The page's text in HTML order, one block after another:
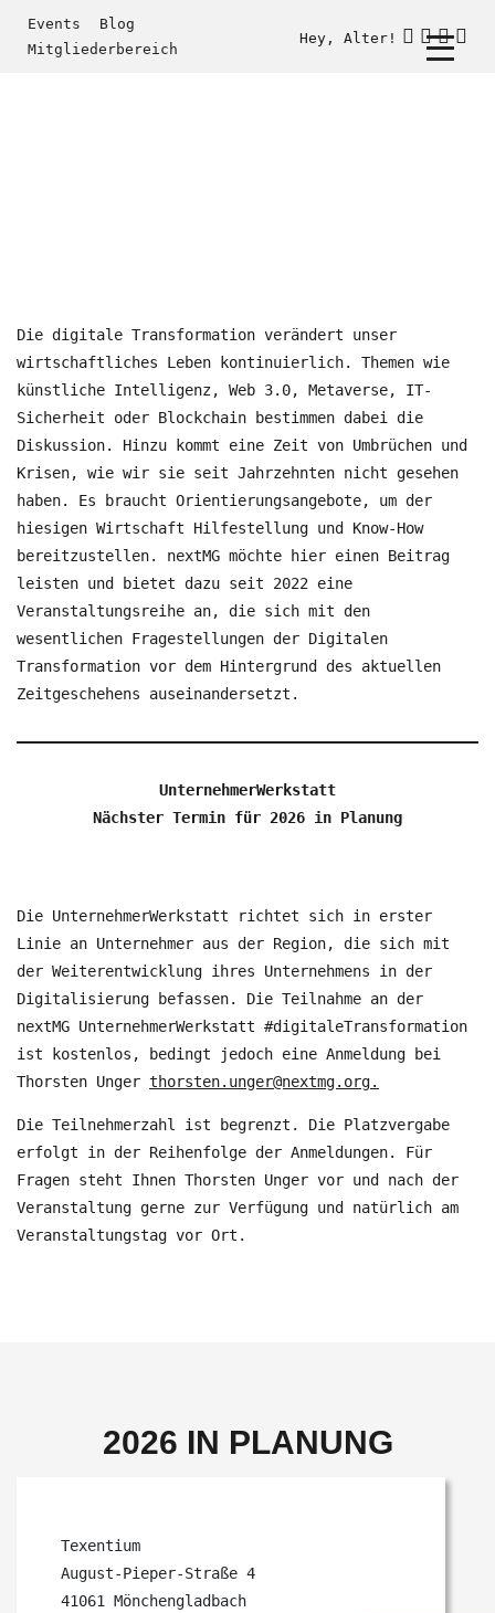
Events
Blog
Mitgliederbereich
Hey, Alter!
Die digitale Transformation verändert unser
wirtschaftliches Leben kontinuierlich. Themen wie
künstliche Intelligenz, Web 3.0, Metaverse, IT-
Sicherheit oder Blockchain bestimmen dabei die
Diskussion. Hinzu kommt eine Zeit von Umbrüchen und
Krisen, wie wir sie seit Jahrzehnten nicht gesehen
haben. Es braucht Orientierungsangebote, um der
hiesigen Wirtschaft Hilfestellung und Know-How
bereitzustellen. nextMG möchte hier einen Beitrag
leisten und bietet dazu seit 2022 eine
Veranstaltungsreihe an, die sich mit den
wesentlichen Fragestellungen der Digitalen
Transformation vor dem Hintergrund des aktuellen
Zeitgeschehens auseinandersetzt.
UnternehmerWerkstatt
Nächster Termin für 2026 in Planung
Die UnternehmerWerkstatt richtet sich in erster
Linie an Unternehmer aus der Region, die sich mit
der Weiterentwicklung ihres Unternehmens in der
Digitalisierung befassen. Die Teilnahme an der
nextMG UnternehmerWerkstatt #digitaleTransformation
ist kostenlos, bedingt jedoch eine Anmeldung bei
Thorsten Unger thorsten.unger@nextmg.org.
Die Teilnehmerzahl ist begrenzt. Die Platzvergabe
erfolgt in der Reihenfolge der Anmeldungen. Für
Fragen steht Ihnen Thorsten Unger vor und nach der
Veranstaltung gerne zur Verfügung und natürlich am
Veranstaltungstag vor Ort.
2026 IN PLANUNG
Texentium
August-Pieper-Straße 4
41061 Mönchengladbach